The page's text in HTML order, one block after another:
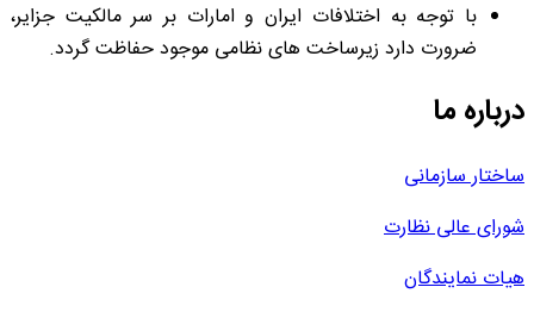
با توجه به اختلافات ایران و امارات بر سر مالکیت جزایر،
ضرورت دارد زیرساخت های نظامی موجود حفاظت گردد.
درباره ما
ساختار سازمانی
شورای عالی نظارت
هیات نمایندگان